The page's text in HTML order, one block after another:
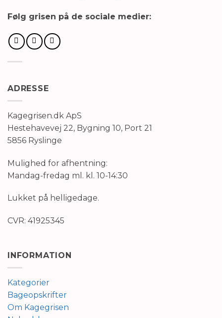
Følg grisen på de sociale medier:
ADRESSE
Kagegrisen.dk ApS
Hestehavevej 22, Bygning 10, Port 21
5856 Ryslinge
Mulighed for afhentning:
Mandag-fredag ml. kl. 10-14:30
Lukket på helligedage.
CVR: 41925345
INFORMATION
Kategorier
Bageopskrifter
Om Kagegrisen